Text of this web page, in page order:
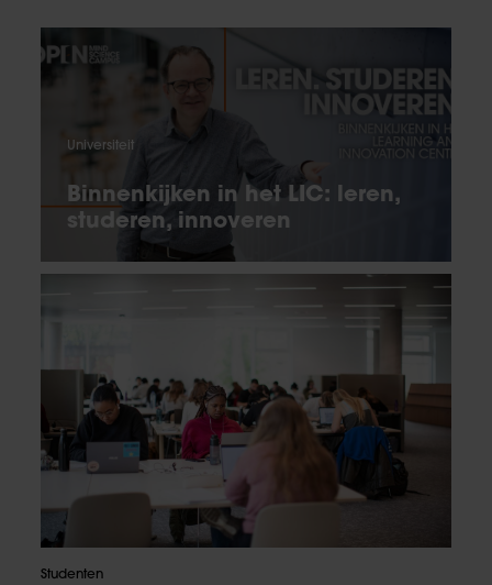
Universiteit
Binnenkijken in het LIC: leren,
studeren, innoveren
Studenten